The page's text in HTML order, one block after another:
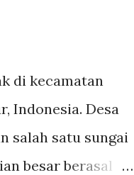
di kecamatan
Indonesia. Desa
salah satu sungai
besar berasal